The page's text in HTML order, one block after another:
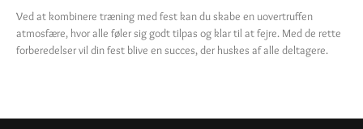
Ved at kombinere træning med fest kan du skabe en uovertruffen
atmosfære, hvor alle føler sig godt tilpas og klar til at fejre. Med de rette
forberedelser vil din fest blive en succes, der huskes af alle deltagere.